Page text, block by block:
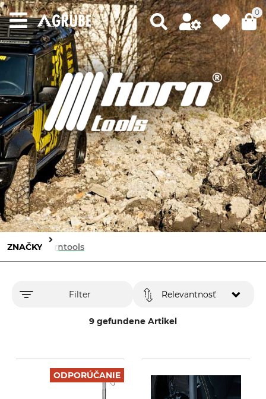
0
ZNAČKY Horntools
Filter
9 gefundene Artikel
Relevantnosť
ODPORÚČANIE